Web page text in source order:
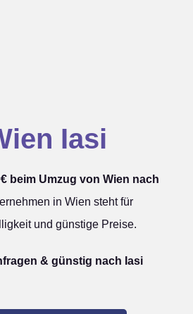
Iasi
beim Umzug von Wien nach
in Wien steht für
und günstige Preise.
& günstig nach Iasi